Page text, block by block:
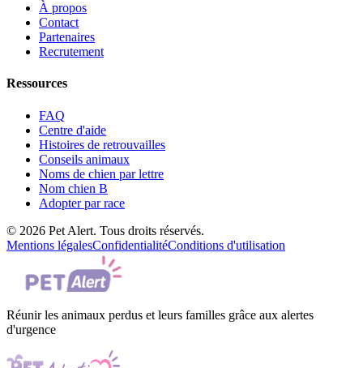
À propos
Contact
Partenaires
Recrutement
Ressources
FAQ
Centre d'aide
Histoires de retrouvailles
Conseils animaux
Noms de chien par lettre
Nom chien B
Adopter par race
© 2026 Pet Alert. Tous droits réservés.
Mentions légalesConfidentialitéConditions d'utilisation
Réunir les animaux perdus et leurs familles grâce aux alertes
d'urgence